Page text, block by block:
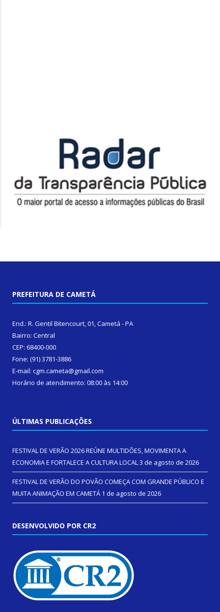
PREFEITURA DE CAMETÁ
End.: R. Gentil Bitencourt, 01, Cametá - PA
Bairro: Central
CEP: 68400-000
Fone: (91) 3781-3886
E-mail: cgm.cameta@gmail.com
Horário de atendimento: 08:00 às 14:00
ÚLTIMAS PUBLICAÇÕES
FESTIVAL DE VERÃO 2026 REÚNE MULTIDÕES, MOVIMENTA A
ECONOMIA E FORTALECE A CULTURA LOCAL3 de agosto de 2026
FESTIVAL DE VERÃO DO POVÃO COMEÇA COM GRANDE PÚBLICO E
MUITA ANIMAÇÃO EM CAMETÁ 1 de agosto de 2026
DESENVOLVIDO POR CR2